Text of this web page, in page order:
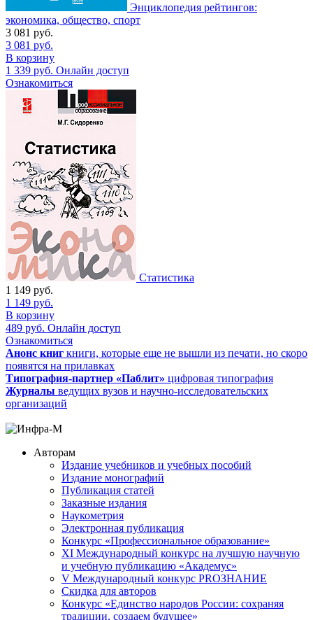
Энциклопедия рейтингов:
экономика, общество, спорт
3 081 руб.
3 081 руб.
В корзину
1 339 руб. Онлайн доступ
Ознакомиться
Статистика
1 149 руб.
1 149 руб.
В корзину
489 руб. Онлайн доступ
Ознакомиться
Анонс книг книги, которые еще не вышли из печати, но скоро
появятся на прилавках
Типография-партнер «Паблит» цифровая типография
Журналы ведущих вузов и научно-исследовательских
организаций
Авторам
Издание учебников и учебных пособий
Издание монографий
Публикация статей
Заказные издания
Наукометрия
Электронная публикация
Конкурс «Профессиональное образование»
XI Международный конкурс на лучшую научную
и учебную публикацию «Академус»
V Международный конкурс PROЗНАНИЕ
Скидка для авторов
Конкурс «Единство народов России: сохраняя
традиции, создаем будущее»